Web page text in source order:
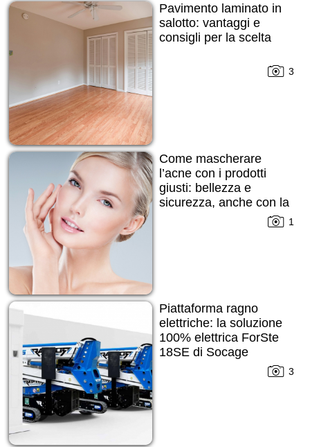
Pavimento laminato in
salotto: vantaggi e
consigli per la scelta
3
Come mascherare
l’acne con i prodotti
giusti: bellezza e
sicurezza, anche con la
1
Piattaforma ragno
elettriche: la soluzione
100% elettrica ForSte
18SE di Socage
3